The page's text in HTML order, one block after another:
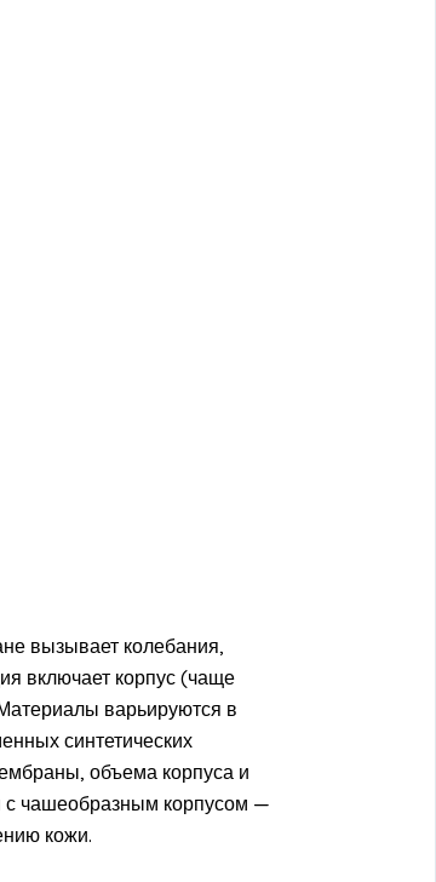
вызывает колебания,
включает корпус (чаще
варьируются в
синтетических
объема корпуса и
с чашеобразным корпусом —
кожи.